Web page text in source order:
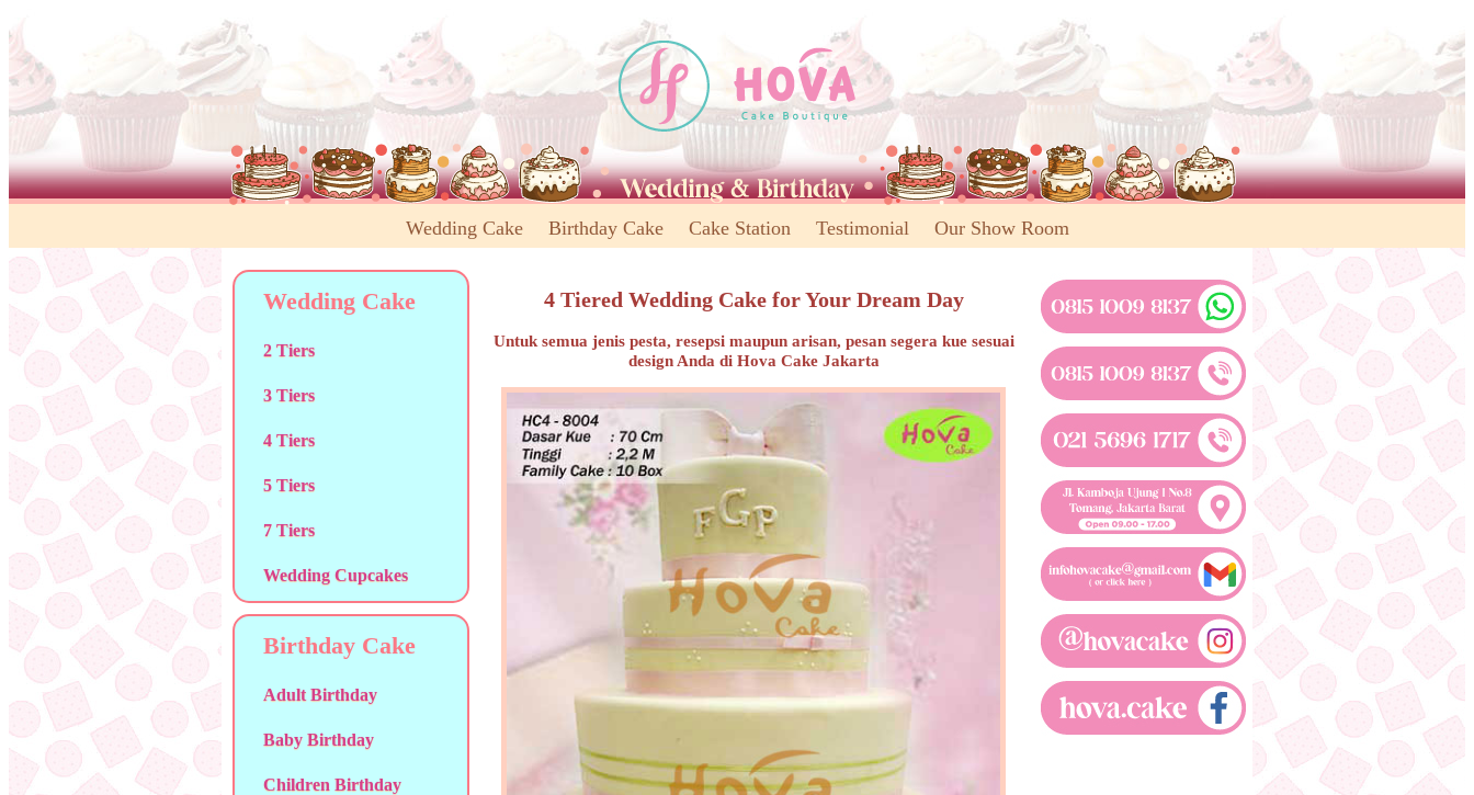
Wedding Cake Birthday Cake Cake Station Testimonial Our Show Room
Wedding Cake
2 Tiers
3 Tiers
4 Tiers
5 Tiers
7 Tiers
Wedding Cupcakes
Birthday Cake
Adult Birthday
Baby Birthday
Children Birthday
4 Tiered Wedding Cake for Your Dream Day
Untuk semua jenis pesta, resepsi maupun arisan, pesan segera kue sesuai
design Anda di Hova Cake Jakarta